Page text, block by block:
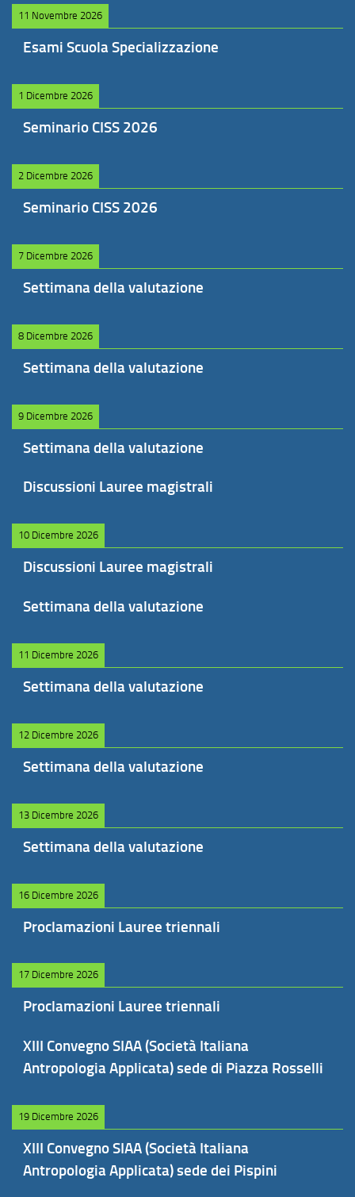
11 Novembre 2026
Esami Scuola Specializzazione
1 Dicembre 2026
Seminario CISS 2026
2 Dicembre 2026
Seminario CISS 2026
7 Dicembre 2026
Settimana della valutazione
8 Dicembre 2026
Settimana della valutazione
9 Dicembre 2026
Settimana della valutazione
Discussioni Lauree magistrali
10 Dicembre 2026
Discussioni Lauree magistrali
Settimana della valutazione
11 Dicembre 2026
Settimana della valutazione
12 Dicembre 2026
Settimana della valutazione
13 Dicembre 2026
Settimana della valutazione
16 Dicembre 2026
Proclamazioni Lauree triennali
17 Dicembre 2026
Proclamazioni Lauree triennali
XIII Convegno SIAA (Società Italiana
Antropologia Applicata) sede di Piazza Rosselli
19 Dicembre 2026
XIII Convegno SIAA (Società Italiana
Antropologia Applicata) sede dei Pispini